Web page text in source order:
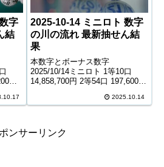
字
結
円
的
2025-10-14 ミニロト 数字
の川の流れ 最新抽せん結
果
本数字とボーナス数字
2025/10/14ミニロト 1等10口
14,858,700円 2等54口 197,600円
口 1,100円 ＊抽せんの結果は最
2025.10.14
ンサーリンク